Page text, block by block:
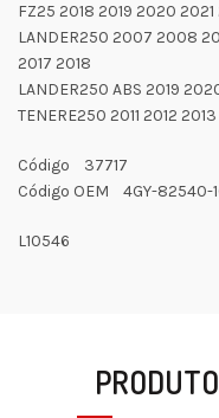
FZ25 2018 2019 2020
LANDER250 2007 2008
2017 2018
LANDER250 ABS 2019
TENERE250 2011 2012
Código 37717
Código OEM 4GY-82540-
L10546